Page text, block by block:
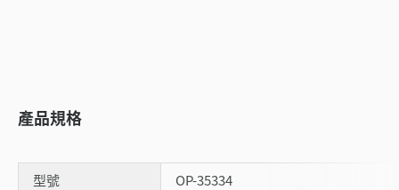
產品規格
型號
OP-35334